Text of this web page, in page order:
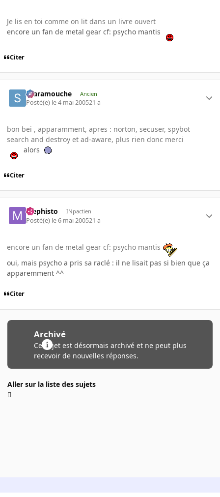
Je lis en toi comme on lit dans un livre ouvert
encore un fan de metal gear cf: psycho mantis
Citer
Scaramouche Ancien
Posté(e) le 4 mai 200521 a
bon bei , apparamment, apres : norton, secuser, spybot
search and destroy et ad-aware, plus rien donc merci
alors
Citer
Mephisto INpactien
Posté(e) le 6 mai 200521 a
encore un fan de metal gear cf: psycho mantis
oui, mais psycho a pris sa raclé : il ne lisait pas si bien que ça
apparemment ^^
Citer
Archivé
Ce sujet est désormais archivé et ne peut plus
recevoir de nouvelles réponses.
Aller sur la liste des sujets